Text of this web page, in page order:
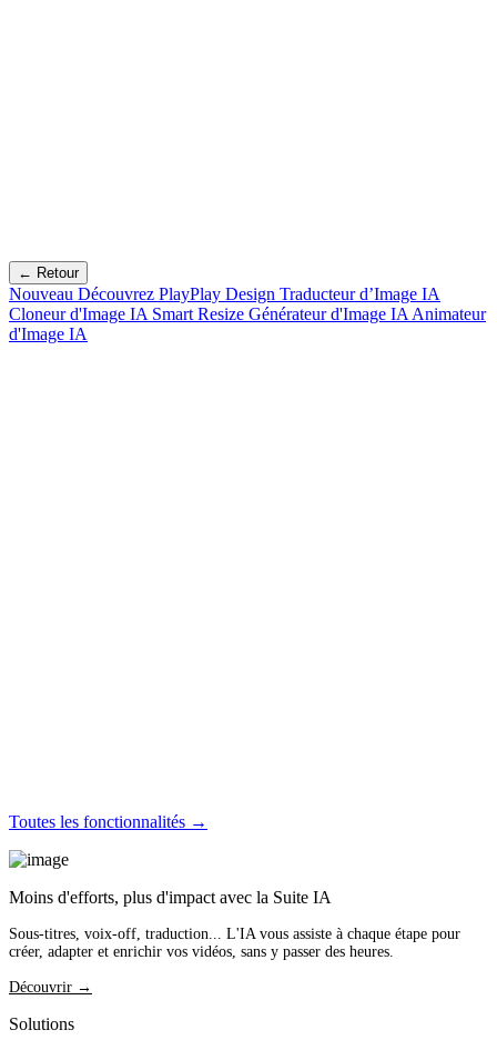
← Retour
Nouveau Découvrez PlayPlay Design Traducteur d’Image IA
Cloneur d'Image IA Smart Resize Générateur d'Image IA Animateur
d'Image IA
Toutes les fonctionnalités →
Moins d'efforts, plus d'impact avec la Suite IA
Sous-titres, voix-off, traduction... L'IA vous assiste à chaque étape pour
créer, adapter et enrichir vos vidéos, sans y passer des heures.
Découvrir →
Solutions